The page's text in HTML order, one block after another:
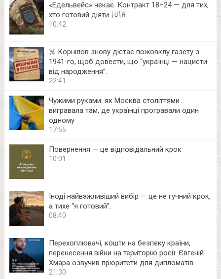
«Едельвейс» чекає. Контракт 18–24 — для тих,
хто готовий діяти. 🇺🇦
10:42
☠️ Корнілов знову дістає пожовклу газету з
1941‑го, щоб довести, що “українці — нацисти
від народження”.
22:41
Чужими руками: як Москва століттями
вигравала там, де українці програвали один
одному
17:55
Повернення — це відповідальний крок
10:01
Іноді найважливіший вибір — це не гучний крок,
а тихе “я готовий”.
08:40
Перехоплювачі, кошти на безпеку країни,
перенесення війни на територію росії: Євгеній
Хмара озвучив пріоритети для дипломатів
21:30